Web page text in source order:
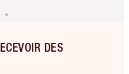
DES